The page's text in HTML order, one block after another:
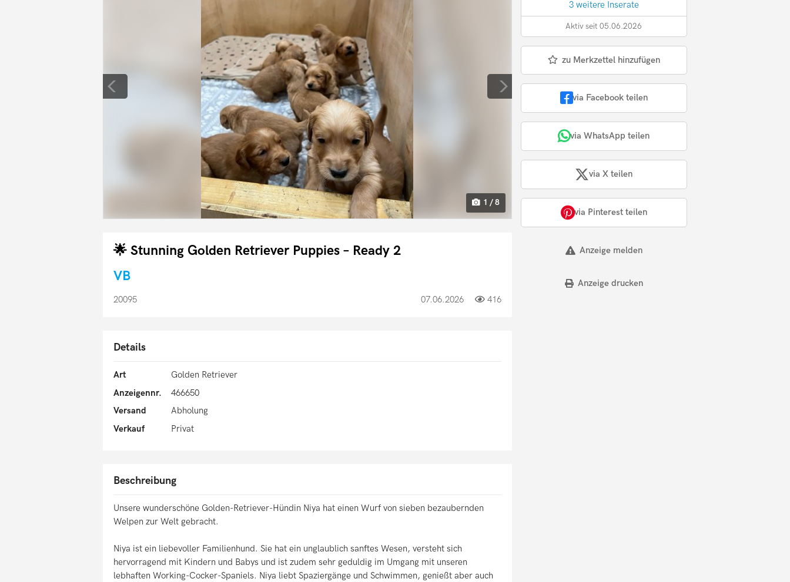
1 / 8
🌟 Stunning Golden Retriever Puppies – Ready 2
VB
20095 07.06.2026 416
Details
Art
Golden Retriever
Anzeigennr.
466650
Versand
Abholung
Verkauf
Privat
Beschreibung
Unsere wunderschöne Golden-Retriever-Hündin Niya hat einen Wurf von sieben bezaubernden
Welpen zur Welt gebracht.
Niya ist ein liebevoller Familienhund. Sie hat ein unglaublich sanftes Wesen, versteht sich
hervorragend mit Kindern und Babys und ist zudem sehr geduldig im Umgang mit unseren
lebhaften Working-Cocker-Spaniels. Niya liebt Spaziergänge und Schwimmen, genießt aber auch
3 weitere Inserate
Aktiv seit 05.06.2026
zu Merkzettel hinzufügen
via Facebook teilen
via WhatsApp teilen
via X teilen
via Pinterest teilen
Anzeige melden
Anzeige drucken